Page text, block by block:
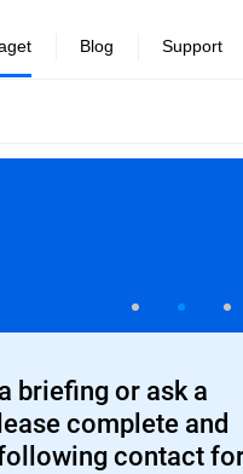
Blog Support
briefing or ask a
complete and
contact